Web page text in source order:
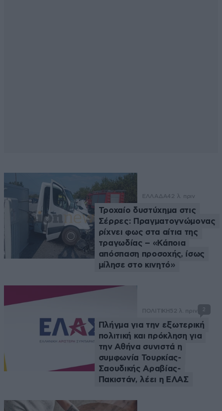
ΕΛΛΑΔΑ42 λ. πριν
Τροχαίο δυστύχημα στις
Σέρρες: Πραγματογνώμονας
ρίχνει φως στα αίτια της
τραγωδίας – «Κάποια
απόσπαση προσοχής, ίσως
μίλησε στο κινητό»
ΠΟΛΙΤΙΚΗ52 λ. πριν 2
Πλήγμα για την εξωτερική
πολιτική και πρόκληση για
την Αθήνα συνιστά η
συμφωνία Τουρκίας-
Σαουδικής Αραβίας-
Πακιστάν, λέει η ΕΛΑΣ